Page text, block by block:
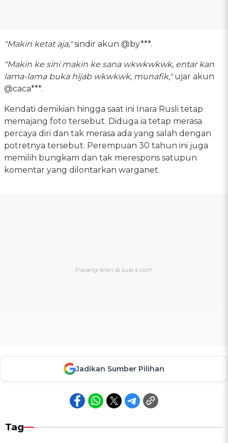
"Makin ketat aja,"sindir akun @by***.
"Makin ke sini makin ke sana wkwkwkwk, entar kan
lama-lama buka hijab wkwkwk, munafik,"ujar akun
@caca***.
Kendati demikian hingga saat ini Inara Rusli tetap
memajang foto tersebut. Diduga ia tetap merasa
percaya diri dan tak merasa ada yang salah dengan
potretnya tersebut. Perempuan 30 tahun ini juga
memilih bungkam dan tak merespons satupun
komentar yang dilontarkan warganet.
Jadikan Sumber Pilihan
Tag